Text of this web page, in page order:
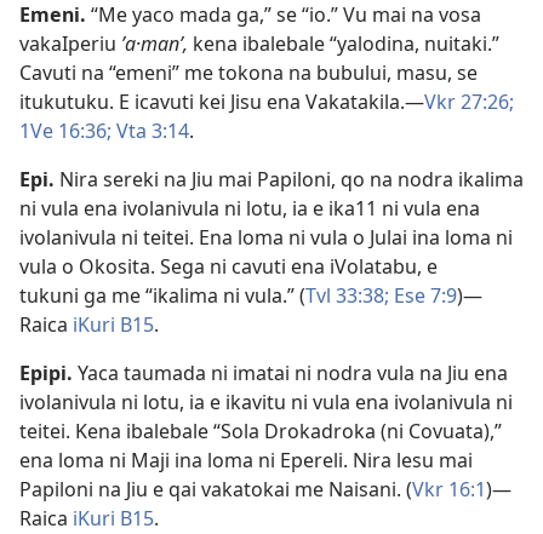
Emeni. “Me yaco mada ga,” se “io.” Vu mai na vosa
vakaIperiu ʼa·manʹ, kena ibalebale “yalodina, nuitaki.”
Cavuti na “emeni” me tokona na bubului, masu, se
itukutuku. E icavuti kei Jisu ena Vakatakila.​—Vkr 27:26;
1Ve 16:36; Vta 3:14.
Epi. Nira sereki na Jiu mai Papiloni, qo na nodra ikalima
ni vula ena ivolanivula ni lotu, ia e ika11 ni vula ena
ivolanivula ni teitei. Ena loma ni vula o Julai ina loma ni
vula o Okosita. Sega ni cavuti ena iVolatabu, e
tukuni ga me “ikalima ni vula.” (Tvl 33:38; Ese 7:9)​—
Raica iKuri B15.
Epipi. Yaca taumada ni imatai ni nodra vula na Jiu ena
ivolanivula ni lotu, ia e ikavitu ni vula ena ivolanivula ni
teitei. Kena ibalebale “Sola Drokadroka (ni Covuata),”
ena loma ni Maji ina loma ni Epereli. Nira lesu mai
Papiloni na Jiu e qai vakatokai me Naisani. (Vkr 16:1)​—
Raica iKuri B15.